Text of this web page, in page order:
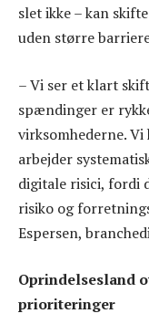
slet ikke – kan
uden større
– Vi ser et klart
spændinger er
virksomhederne. Vi
arbejder
digitale risici, fordi
risiko og
Espersen,
Oprindelsesland
prioriteringer